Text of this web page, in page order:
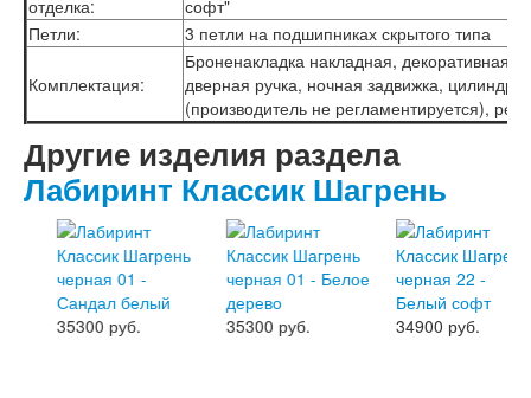
Интекрон Италия
Интекрон Колизей
Интекрон Колизей Белый
Интекрон Неаполь
Интекрон Олимпия
Интекрон Профит
Интекрон Ронда
Интекрон Спарта Белая
Интекрон Спарта Грей
Интекрон Термо
Интекрон Тетра
Интекрон Фараон
отделка:
софт"
Петли:
3 петли на подшипниках скрытого типа
Комплектация:
Броненакладка накладная, декоративная
дверная ручка, ночная задвижка, цилиндр
(производитель не регламентируется),
Другие изделия раздела
Лабиринт Классик Шагрень
35300 руб. 35300 руб. 34900 руб.